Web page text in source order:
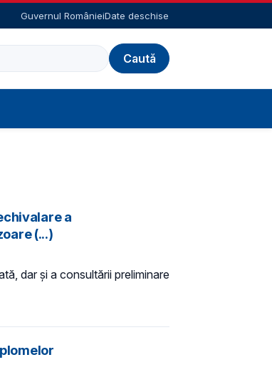
Guvernul RomânieiDate deschise
a
(...)
dar și a consultării preliminare